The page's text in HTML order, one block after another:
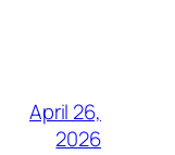
April 26,
2026